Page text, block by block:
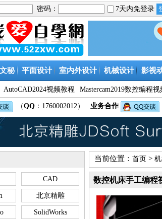
密码： 7天内免登录
秘 平面设计 室内外设计 机械设计 影视
AutoCAD2024视频教程 Mastercam2019数控编程
（QQ ：1760002012） 业务合作
CAD
北京精雕
SolidWorks
当前位置： 首页 >
数控机床手工编程